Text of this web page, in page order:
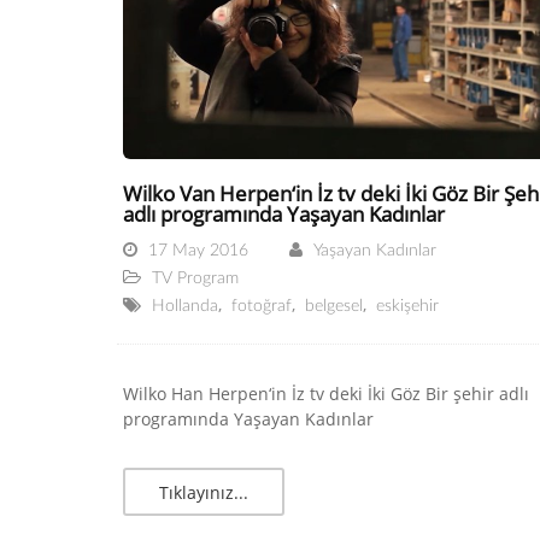
Wilko Van Herpen‘in İz tv deki İki Göz Bir
adlı programında Yaşayan Kadınlar
17 May 2016
Yaşayan Kadınlar
TV Program
Hollanda, fotoğraf, belgesel , eskişehir
Wilko Han Herpen‘in İz tv deki İki Göz Bir şehir adlı
programında Yaşayan Kadınlar
Tıklayınız...